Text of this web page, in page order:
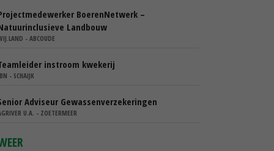
BoerenNetwerk –
Landbouw
- ABCOUDE
instroom kwekerij
- SCHAIJK
Adviseur Gewassenverzekeringen
U.A. - ZOETERMEER